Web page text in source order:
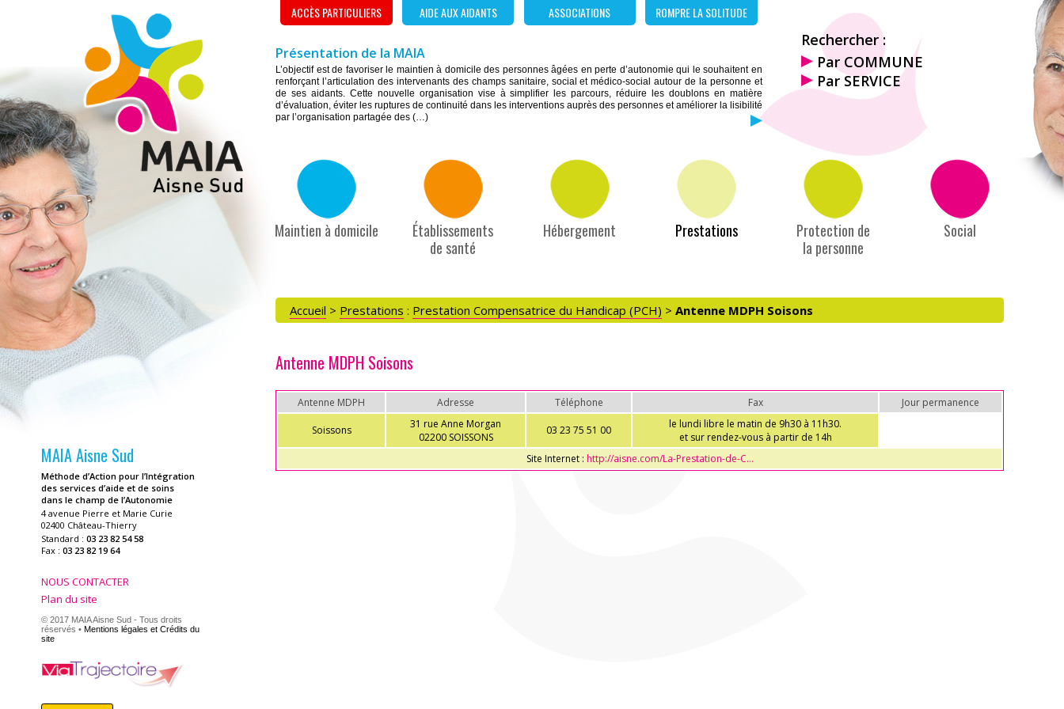
ACCÈS PARTICULIERS AIDE AUX AIDANTS ASSOCIATIONS ROMPRE LA SOLITUDE
Présentation de la MAIA
L’objectif est de favoriser le maintien à domicile des personnes âgées en perte d’autonomie qui le souhaitent en
renforçant l’articulation des intervenants des champs sanitaire, social et médico-social autour de la personne et
de ses aidants. Cette nouvelle organisation vise à simplifier les parcours, réduire les doublons en matière
d’évaluation, éviter les ruptures de continuité dans les interventions auprès des personnes et améliorer la lisibilité
par l’organisation partagée des (…)
Rechercher :
Par COMMUNE
Par SERVICE
Maintien à domicile
Établissements
de santé
Hébergement Prestations
Protection de
la personne
Social
MAIA Aisne Sud
Méthode d’Action pour l’Intégration
des services d’aide et de soins
dans le champ de l’Autonomie
4 avenue Pierre et Marie Curie
02400 Château-Thierry
Standard : 03 23 82 54 58
Fax : 03 23 82 19 64
NOUS CONTACTER
Plan du site
© 2017 MAIA Aisne Sud - Tous droits
réservés • Mentions légales et Crédits du
site
Accueil > Prestations : Prestation Compensatrice du Handicap (PCH) >Antenne MDPH Soisons
Antenne MDPH Soisons
Antenne MDPH Adresse Téléphone Fax Jour permanence
Soissons
31 rue Anne Morgan
02200 SOISSONS
03 23 75 51 00
le lundi libre le matin de 9h30 à 11h30.
et sur rendez-vous à partir de 14h
Site Internet : http://aisne.com/La-Prestation-de-C...